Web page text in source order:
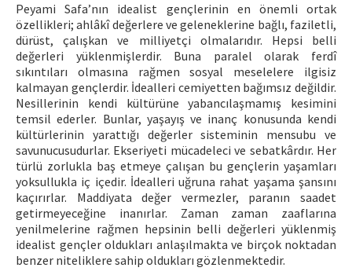
Peyami Safa’nın idealist gençlerinin en önemli ortak
özellikleri; ahlâkî değerlere ve geleneklerine bağlı, faziletli,
dürüst, çalışkan ve milliyetçi olmalarıdır. Hepsi belli
değerleri yüklenmişlerdir. Buna paralel olarak ferdî
sıkıntıları olmasına rağmen sosyal meselelere ilgisiz
kalmayan gençlerdir. İdealleri cemiyetten bağımsız değildir.
Nesillerinin kendi kültürüne yabancılaşmamış kesimini
temsil ederler. Bunlar, yaşayış ve inanç konusunda kendi
kültürlerinin yarattığı değerler sisteminin mensubu ve
savunucusudurlar. Ekseriyeti mücadeleci ve sebatkârdır. Her
türlü zorlukla baş etmeye çalışan bu gençlerin yaşamları
yoksullukla iç içedir. İdealleri uğruna rahat yaşama şansını
kaçırırlar. Maddiyata değer vermezler, paranın saadet
getirmeyeceğine inanırlar. Zaman zaman zaaflarına
yenilmelerine rağmen hepsinin belli değerleri yüklenmiş
idealist gençler oldukları anlaşılmakta ve birçok noktadan
benzer niteliklere sahip oldukları gözlenmektedir.